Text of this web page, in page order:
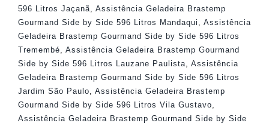
596 Litros Jaçanã
Assistência Geladeira Brastemp
Gourmand Side by Side 596 Litros Mandaqui
Assistência
Geladeira Brastemp Gourmand Side by Side 596 Litros
Tremembé
Assistência Geladeira Brastemp Gourmand
Side by Side 596 Litros Lauzane Paulista
Assistência
Geladeira Brastemp Gourmand Side by Side 596 Litros
Jardim São Paulo
Assistência Geladeira Brastemp
Gourmand Side by Side 596 Litros Vila Gustavo
Assistência Geladeira Brastemp Gourmand Side by Side